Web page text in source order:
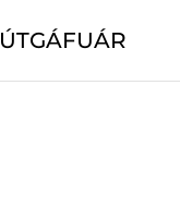
ÚTGÁFUÁR